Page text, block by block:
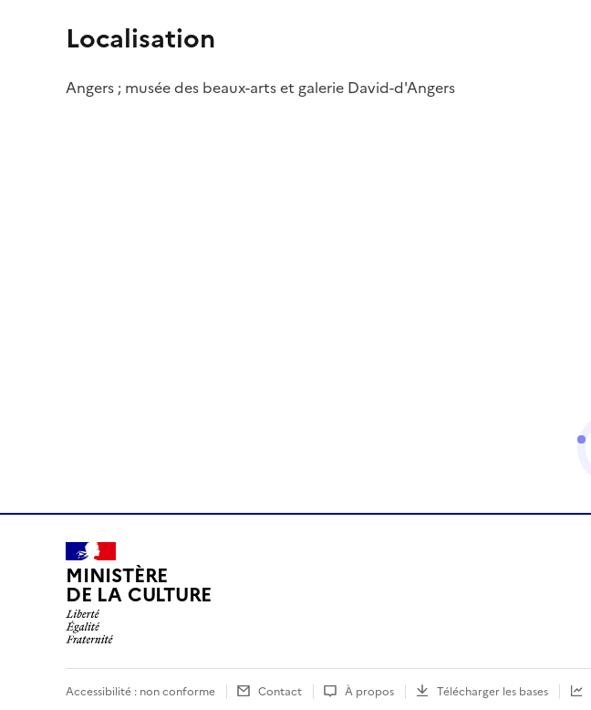
Localisation
Angers ; musée des beaux-arts et galerie David-d'Angers
MINISTÈRE
DE LA CULTURE
Accessibilité : non conforme Contact À propos Télécharger les bases